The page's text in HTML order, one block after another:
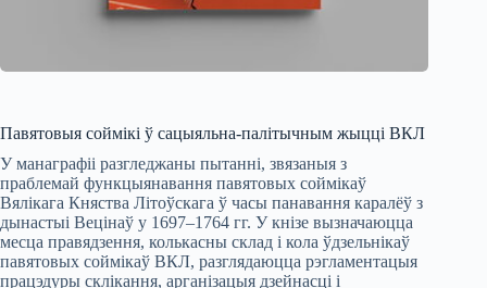
Павятовыя соймікі ў сацыяльна-палітычным жыцці ВКЛ
У манаграфіі разгледжаны пытанні, звязаныя з
праблемай функцыянавання павятовых соймікаў
Вялікага Княства Літоўскага ў часы панавання каралёў з
дынастыі Вецінаў у 1697–1764 гг. У кнізе вызначаюцца
месца правядзення, колькасны склад і кола ўдзельнікаў
павятовых соймікаў ВКЛ, разглядаюцца рэгламентацыя
працэдуры склікання, арганізацыя дзейнасці і